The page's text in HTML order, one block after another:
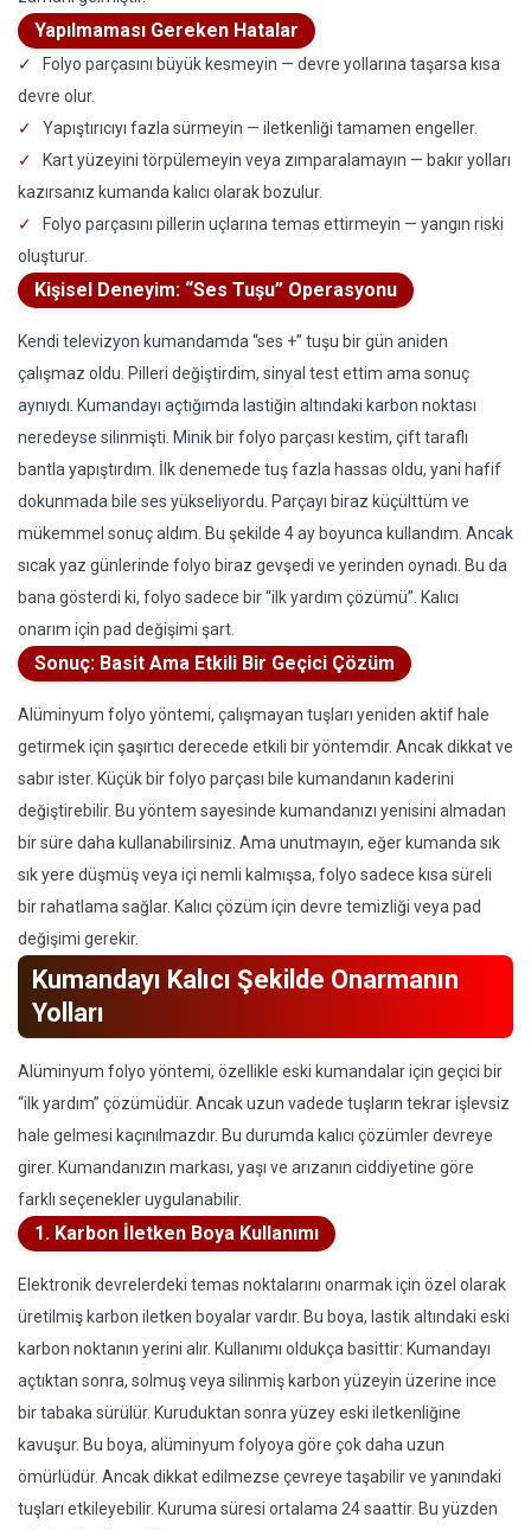
Yapılmaması Gereken Hatalar
Folyo parçasını büyük kesmeyin — devre yollarına taşarsa kısa
devre olur.
Yapıştırıcıyı fazla sürmeyin — iletkenliği tamamen engeller.
Kart yüzeyini törpülemeyin veya zımparalamayın — bakır yolları
kazırsanız kumanda kalıcı olarak bozulur.
Folyo parçasını pillerin uçlarına temas ettirmeyin — yangın riski
oluşturur.
Kişisel Deneyim: “Ses Tuşu” Operasyonu
Kendi televizyon kumandamda “ses +” tuşu bir gün aniden
çalışmaz oldu. Pilleri değiştirdim, sinyal test ettim ama sonuç
aynıydı. Kumandayı açtığımda lastiğin altındaki karbon noktası
neredeyse silinmişti. Minik bir folyo parçası kestim, çift taraflı
bantla yapıştırdım. İlk denemede tuş fazla hassas oldu, yani hafif
dokunmada bile ses yükseliyordu. Parçayı biraz küçülttüm ve
mükemmel sonuç aldım. Bu şekilde 4 ay boyunca kullandım. Ancak
sıcak yaz günlerinde folyo biraz gevşedi ve yerinden oynadı. Bu da
bana gösterdi ki, folyo sadece bir “ilk yardım çözümü”. Kalıcı
onarım için pad değişimi şart.
Sonuç: Basit Ama Etkili Bir Geçici Çözüm
Alüminyum folyo yöntemi, çalışmayan tuşları yeniden aktif hale
getirmek için şaşırtıcı derecede etkili bir yöntemdir. Ancak dikkat ve
sabır ister. Küçük bir folyo parçası bile kumandanın kaderini
değiştirebilir. Bu yöntem sayesinde kumandanızı yenisini almadan
bir süre daha kullanabilirsiniz. Ama unutmayın, eğer kumanda sık
sık yere düşmüş veya içi nemli kalmışsa, folyo sadece kısa süreli
bir rahatlama sağlar. Kalıcı çözüm için devre temizliği veya pad
değişimi gerekir.
Kumandayı Kalıcı Şekilde Onarmanın
Yolları
Alüminyum folyo yöntemi, özellikle eski kumandalar için geçici bir
“ilk yardım” çözümüdür. Ancak uzun vadede tuşların tekrar işlevsiz
hale gelmesi kaçınılmazdır. Bu durumda kalıcı çözümler devreye
girer. Kumandanızın markası, yaşı ve arızanın ciddiyetine göre
farklı seçenekler uygulanabilir.
1. Karbon İletken Boya Kullanımı
Elektronik devrelerdeki temas noktalarını onarmak için özel olarak
üretilmiş karbon iletken boyalar vardır. Bu boya, lastik altındaki eski
karbon noktanın yerini alır. Kullanımı oldukça basittir: Kumandayı
açtıktan sonra, solmuş veya silinmiş karbon yüzeyin üzerine ince
bir tabaka sürülür. Kuruduktan sonra yüzey eski iletkenliğine
kavuşur. Bu boya, alüminyum folyoya göre çok daha uzun
ömürlüdür. Ancak dikkat edilmezse çevreye taşabilir ve yanındaki
tuşları etkileyebilir. Kuruma süresi ortalama 24 saattir. Bu yüzden